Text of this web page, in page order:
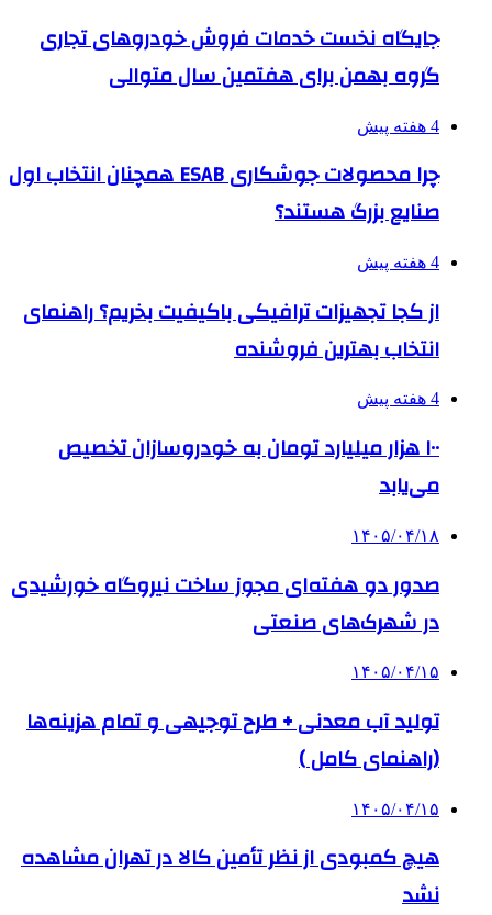
جایگاه نخست خدمات فروش خودروهای تجاری
گروه بهمن برای هفتمین سال متوالی
4 هفته پیش
چرا محصولات جوشکاری ESAB همچنان انتخاب اول
صنایع بزرگ هستند؟
4 هفته پیش
از کجا تجهیزات ترافیکی باکیفیت بخریم؟ راهنمای
انتخاب بهترین فروشنده
4 هفته پیش
۱۰۰ هزار میلیارد تومان به خودروسازان تخصیص
می‌یابد
۱۴۰۵/۰۴/۱۸
صدور دو هفته‌ای مجوز ساخت نیروگاه خورشیدی
در شهرک‌های صنعتی
۱۴۰۵/۰۴/۱۵
تولید آب معدنی + طرح توجیهی و تمام هزینه‌ها
(راهنمای کامل )
۱۴۰۵/۰۴/۱۵
هیچ کمبودی از نظر تأمین کالا در تهران مشاهده
نشد